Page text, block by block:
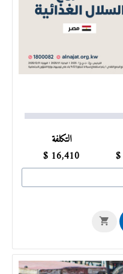
$
التكلفة
16,410
$